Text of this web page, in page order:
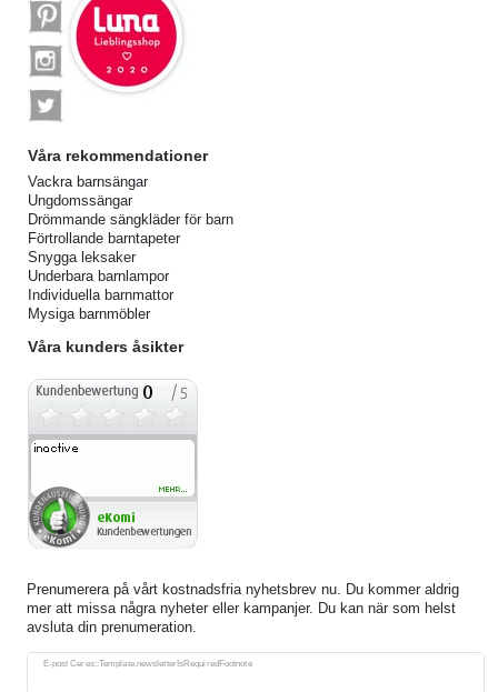
Våra rekommendationer
Vackra barnsängar
Ungdomssängar
Drömmande sängkläder för barn
Förtrollande barntapeter
Snygga leksaker
Underbara barnlampor
Individuella barnmattor
Mysiga barnmöbler
Våra kunders åsikter
Prenumerera på vårt kostnadsfria nyhetsbrev nu. Du kommer aldrig
mer att missa några nyheter eller kampanjer. Du kan när som helst
avsluta din prenumeration.
E-post Ceres::Template.newsletterIsRequiredFootnote
Ceres::Template.newsletterHoneypotLabel